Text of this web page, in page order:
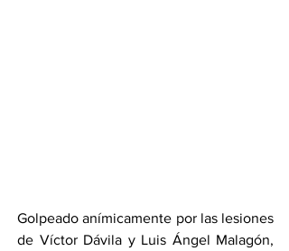
Golpeado anímicamente por las lesiones
de Víctor Dávila y Luis Ángel Malagón,